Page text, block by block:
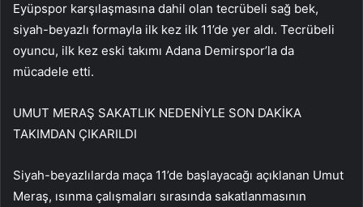
Eyüpspor karşılaşmasına dahil olan tecrübeli sağ bek,
siyah-beyazlı formayla ilk kez ilk 11’de yer aldı. Tecrübeli
oyuncu, ilk kez eski takımı Adana Demirspor’la da
mücadele etti.
UMUT MERAŞ SAKATLIK NEDENİYLE SON DAKİKA
TAKIMDAN ÇIKARILDI
Siyah-beyazlılarda maça 11’de başlayacağı açıklanan Umut
Meraş, ısınma çalışmaları sırasında sakatlanmasının